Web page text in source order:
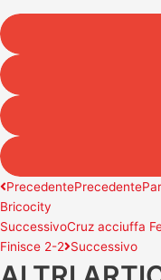
PrecedentePrecedente
Bricocity
SuccessivoCruz acciuffa
Finisce 2-2 Successivo